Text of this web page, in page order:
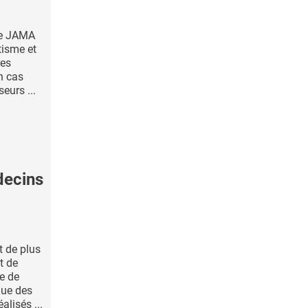
JAMA
et
cas
...
de plus
de
de
des
...